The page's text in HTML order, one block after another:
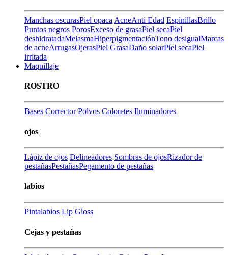
Manchas oscurasPiel opaca AcneAnti Edad EspinillasBrillo
Puntos negros PorosExceso de grasaPiel secaPiel
deshidratadaMelasmaHiperpigmentaciónTono desigualMarcas
de acneArrugasOjerasPiel GrasaDaño solarPiel secaPiel
irritada
Maquillaje
ROSTRO
Bases Corrector Polvos Coloretes Iluminadores
ojos
Lápiz de ojos Delineadores Sombras de ojosRizador de
pestañasPestañasPegamento de pestañas
labios
Pintalabios Lip Gloss
Cejas y pestañas